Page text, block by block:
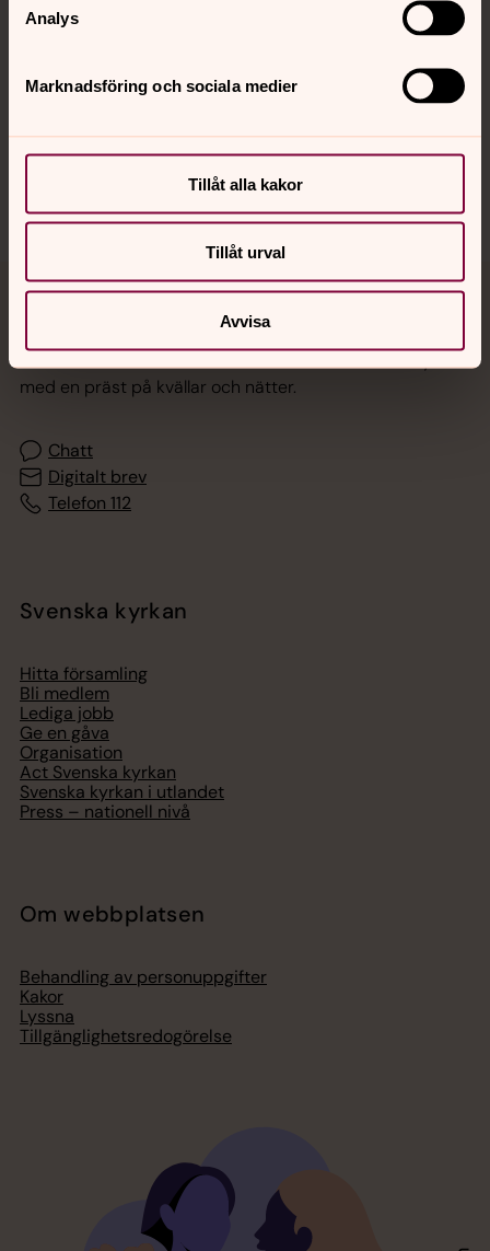
Analys
Marknadsföring och sociala medier
Tillåt alla kakor
Tillåt urval
Avvisa
Sociala kanaler
Jourhavande präst
Akut samtals- och krisstöd. Prata eller chatta anonymt
med en präst på kvällar och nätter.
Chatt
Digitalt brev
Telefon 112
Svenska kyrkan
Hitta församling
Bli medlem
Lediga jobb
Ge en gåva
Organisation
Act Svenska kyrkan
Svenska kyrkan i utlandet
Press – nationell nivå
Om webbplatsen
Behandling av personuppgifter
Kakor
Lyssna
Tillgänglighetsredogörelse